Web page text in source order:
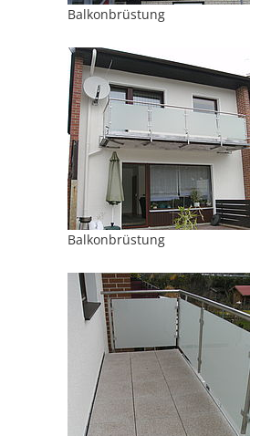
Balkonbrüstung
Balkonbrüstung